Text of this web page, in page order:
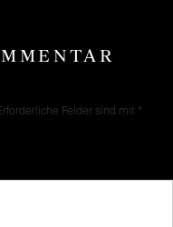
Felder sind mit *